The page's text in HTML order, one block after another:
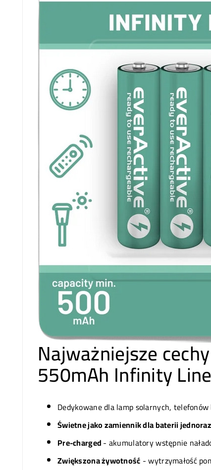
Najważniejsze
550mAh Infinity
Dedykowane dla lamp solarnych,
Świetne jako zamiennik dla baterii
Pre-charged- akumulatory wstępnie
Zwiększona żywotność - wytrzymałość